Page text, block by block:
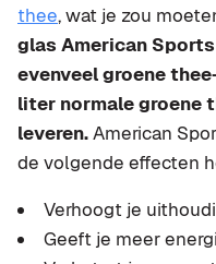
thee, wat je zou
glas American
evenveel groene
liter normale groene
leveren.American
de volgende effecten
Verhoogt je
Geeft je meer